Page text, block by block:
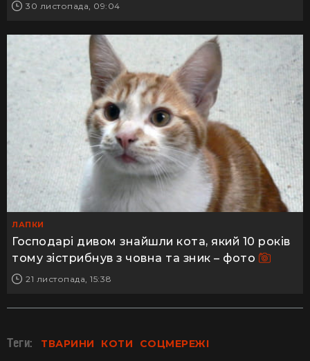
30 листопада, 09:04
ЛАПКИ
Господарі дивом знайшли кота, який 10 років
тому зістрибнув з човна та зник – фото
21 листопада, 15:38
Теги: ТВАРИНИ КОТИ СОЦМЕРЕЖІ